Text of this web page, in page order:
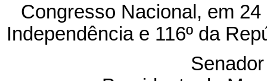
Congresso Nacional, em
Independência e 116º da